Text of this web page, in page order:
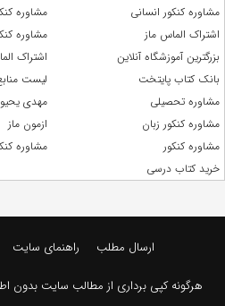
مشاوره کنکور انسانی
مشاوره کنکور
اشتراک الماس ماز
مشاوره
بزرگترین آموزشگاه آنلاین
اشتراک
بانک کتاب پایتخت
لیست منابع
مشاوره تحصیلی
مهدی
مشاوره کنکور زبان
ازمون ماز
مشاوره کنکور
مشاوره
خرید کتاب درسی
ارسال مطلب راهنمای سایت
هرگونه کپی برداری از مطالب سایت بدون